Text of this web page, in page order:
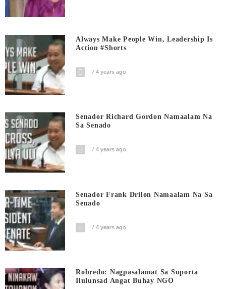
Always Make People Win, Leadership Is
Action #shorts
4 years ago
Senador Richard Gordon Namaalam Na
Sa Senado
4 years ago
Senador Frank Drilon Namaalam Na Sa
Senado
4 years ago
Robredo: Nagpasalamat Sa Suporta
Ilulunsad Angat Buhay NGO